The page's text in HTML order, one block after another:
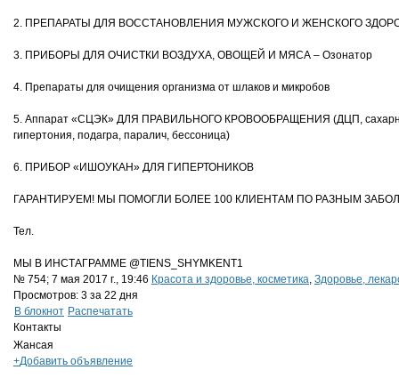
2. ПРЕПАРАТЫ ДЛЯ ВОССТАНОВЛЕНИЯ МУЖСКОГО И ЖЕНСКОГО
3. ПРИБОРЫ ДЛЯ ОЧИСТКИ ВОЗДУХА, ОВОЩЕЙ И МЯСА – Озонатор
4. Препараты для очищения организма от шлаков и микробов
5. Аппарат «СЦЭК» ДЛЯ ПРАВИЛЬНОГО КРОВООБРАЩЕНИЯ (ДЦП, сахарный
гипертония, подагра, паралич, бессоница)
6. ПРИБОР «ИШОУКАН» ДЛЯ ГИПЕРТОНИКОВ
ГАРАНТИРУЕМ! МЫ ПОМОГЛИ БОЛЕЕ 100 КЛИЕНТАМ ПО РАЗНЫМ
Тел.
МЫ В ИНСТАГРАММЕ @TIENS_SHYMKENT1
№ 754; 7 мая 2017 г., 19:46 Красота и здоровье, косметика, Здоровье,
Просмотров: 3 за 22 дня
В блокнот Распечатать
Контакты
Жансая
+Добавить объявление